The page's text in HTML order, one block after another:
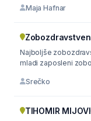
Maja Hafnar
Najboljše
mladi zaposleni
Srečko
TIHOMIR